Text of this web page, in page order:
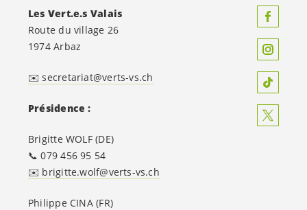
Les Vert.e.s Valais
Route du village 26
1974 Arbaz
✉️ secretariat@verts-vs.ch
Présidence :
Brigitte WOLF (DE)
📞 079 456 95 54
✉️ brigitte.wolf@verts-vs.ch
Philippe CINA (FR)